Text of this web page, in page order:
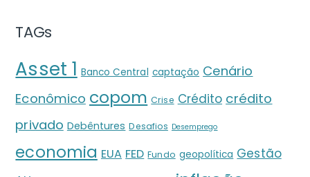
TAGs
Asset 1 Banco Central captação Cenário
Econômico copom Crise Crédito crédito
privado Debêntures Desafios Desemprego
economia EUA FED Fundo geopolítica Gestão